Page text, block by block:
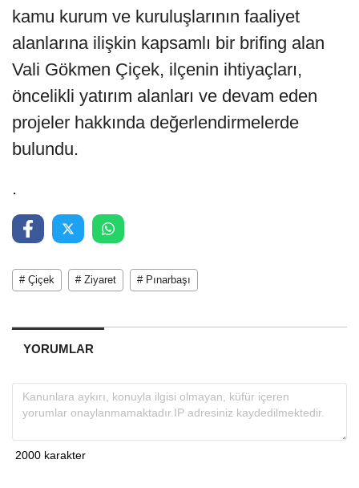
kamu kurum ve kuruluşlarının faaliyet
alanlarına ilişkin kapsamlı bir brifing alan
Vali Gökmen Çiçek, ilçenin ihtiyaçları,
öncelikli yatırım alanları ve devam eden
projeler hakkında değerlendirmelerde
bulundu.
.
# Çiçek # Ziyaret # Pınarbaşı
YORUMLAR